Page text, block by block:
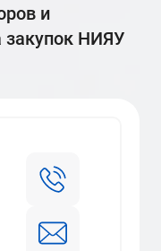
закупок НИЯУ